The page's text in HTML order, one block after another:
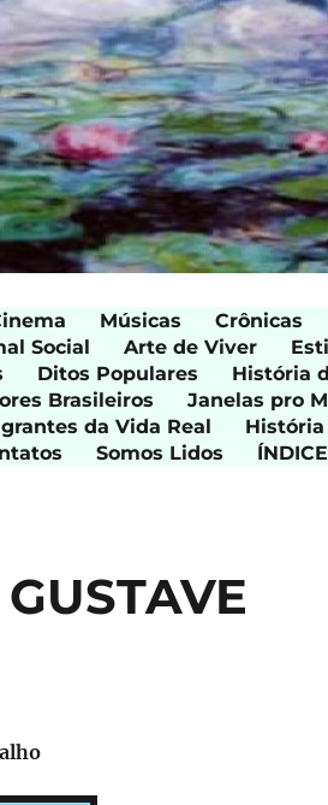
Músicas Crônicas
Social Arte de Viver
Ditos Populares História
Brasileiros Janelas pro
da Vida Real
Somos Lidos